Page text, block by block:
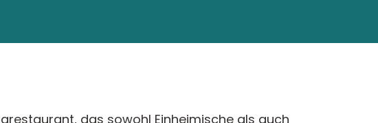
das sowohl Einheimische als auch